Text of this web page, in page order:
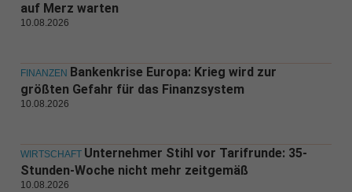
auf Merz warten
10.08.2026
FINANZEN Bankenkrise Europa: Krieg wird zur
größten Gefahr für das Finanzsystem
10.08.2026
WIRTSCHAFT Unternehmer Stihl vor Tarifrunde: 35-
Stunden-Woche nicht mehr zeitgemäß
10.08.2026